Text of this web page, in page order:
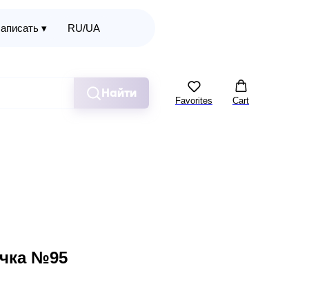
▾ RU/UA
Найти
Favorites Cart
№95